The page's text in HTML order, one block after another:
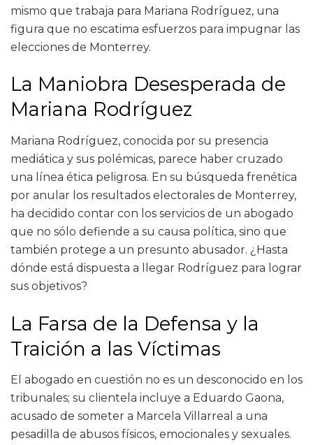
mismo que trabaja para Mariana Rodríguez, una
figura que no escatima esfuerzos para impugnar las
elecciones de Monterrey.
La Maniobra Desesperada de
Mariana Rodríguez
Mariana Rodríguez, conocida por su presencia
mediática y sus polémicas, parece haber cruzado
una línea ética peligrosa. En su búsqueda frenética
por anular los resultados electorales de Monterrey,
ha decidido contar con los servicios de un abogado
que no sólo defiende a su causa política, sino que
también protege a un presunto abusador. ¿Hasta
dónde está dispuesta a llegar Rodríguez para lograr
sus objetivos?
La Farsa de la Defensa y la
Traición a las Víctimas
El abogado en cuestión no es un desconocido en los
tribunales; su clientela incluye a Eduardo Gaona,
acusado de someter a Marcela Villarreal a una
pesadilla de abusos físicos, emocionales y sexuales.